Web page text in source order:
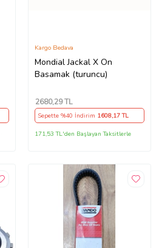
Mondial Jackal X On
Basamak (turuncu)
Kargo Bedava
2680,29 TL
Sepette %40 İndirim 1608,17 TL
171,53 TL'den Başlayan Taksitlerle